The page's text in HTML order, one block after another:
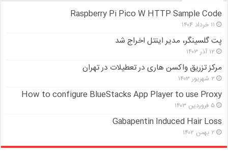
Raspberry Pi Pico W HTTP Sample Code
۱۱ خرداد ۱۴۰۴
پت گلسینگر، مدیر اینتل اخراج شد
۱۲ آذر ۱۴۰۳
مرکز تزریق واکسن هاری در تعطیلات در تهران
۲ شهریور ۱۴۰۳
How to configure BlueStacks App Player to use Proxy
۵ فروردین ۱۴۰۳
Gabapentin Induced Hair Loss
۲ بهمن ۱۴۰۲